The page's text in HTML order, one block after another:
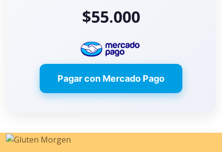
$55.000
Pagar con Mercado Pago